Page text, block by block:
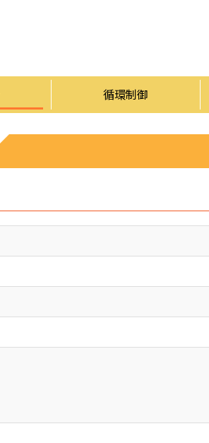
循環制御